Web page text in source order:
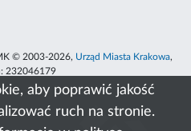
aby poprawić jakość
ruch na stronie.
© 2003-2026, Urząd Miasta Krakowa,
232046179